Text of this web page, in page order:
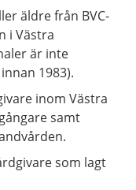
äldre från BVC-
i Västra
är inte
1983).
inom Västra
samt
som lagt